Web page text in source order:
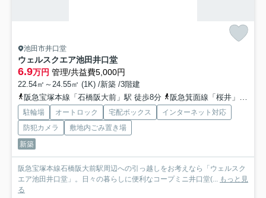
池田市井口堂
ウェルスクエア池田井口堂
6.9万円 管理/共益費5,000円
22.54㎡～24.55㎡ (1K) /新築 /3階建
阪急宝塚本線「石橋阪大前」駅 徒歩8分
阪急箕面線「桜井」駅 徒歩18分
駐輪場 オートロック 宅配ボックス
インターネット対応
防犯カメラ
敷地内ごみ置き場
新築
阪急宝塚本線石橋阪大前駅周辺への引っ越しをお考えなら「ウェルスク
エア池田井口堂」。日々の暮らしに便利なコープミニ井口堂(... もっと見
る